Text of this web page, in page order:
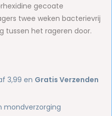
gecoate
twee weken bacterievrij
tussen het rageren door.
3,99 en Gratis Verzenden
mondverzorging